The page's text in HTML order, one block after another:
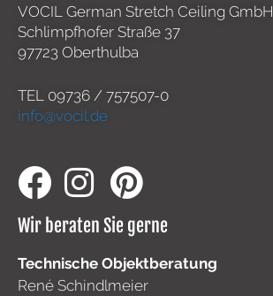
VOCIL German Stretch Ceiling GmbH
Schlimpfhofer Straße 37
97723 Oberthulba
TEL 09736 / 757507-0
info@vocil.de
Wir beraten Sie gerne
Technische Objektberatung
René Schindlmeier